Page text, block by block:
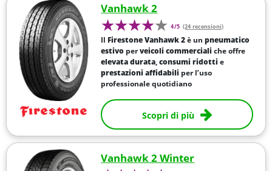
Vanhawk 2
4/5 (24 recensioni)
Il Firestone Vanhawk 2è unpneumatico
estivo perveicoli commerciali che offre
elevata durata,consumi ridotti e
prestazioni affidabili per l’uso
professionale quotidiano
Scopri di più
Vanhawk 2 Winter